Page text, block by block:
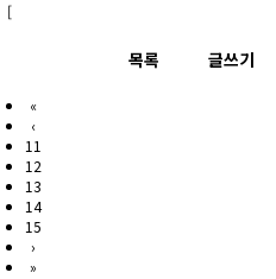
[
목록 글쓰기
«
‹
11
12
13
14
15
›
»